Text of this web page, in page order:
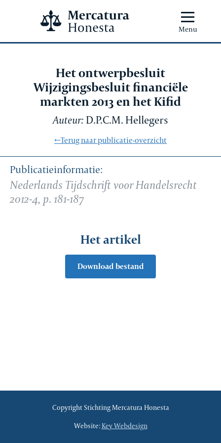
Menu
Het ontwerpbesluit
Wijzigingsbesluit financiële
markten 2013 en het Kifid
Auteur: D.P.C.M. Hellegers
←Terug naar publicatie-overzicht
Publicatieinformatie:
Nederlands Tijdschrift voor Handelsrecht
2012-4, p. 181-187
Het artikel
Download bestand
Copyright Stichting Mercatura Honesta
Website: Key Webdesign